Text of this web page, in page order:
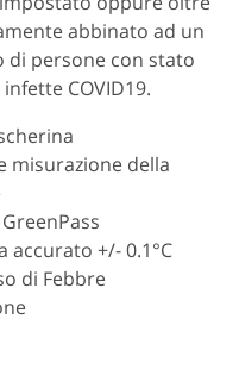
abbinato ad un
di persone con stato
COVID19.
misurazione della
accurato +/- 0.1°C
di Febbre